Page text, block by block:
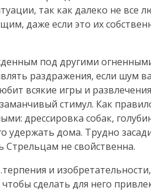
так как далеко не
даже если это их
под другими
раздражения, если шум
всякие игры и
стимул. Как
дрессировка собак,
удержать дома. Трудно
Стрельцам не свойственна.
и
сделать для него